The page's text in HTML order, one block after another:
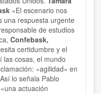
«El escenario nos
una respuesta urgente
de estudios
Confebask,
certidumbre y el
las cosas, el mundo
«agilidad» en
lo señala Pablo
actuación